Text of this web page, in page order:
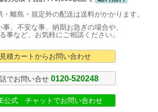
離島・規定外の配送は送料がかかります。
事、不安な事、納期お急ぎの場合や、
事など、お気軽にご相談ください。
見積カートからお問い合わせ
でお問い合せ 0120-520248
公式 チャットでお問い合わせ